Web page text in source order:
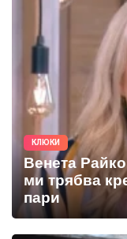
КЛЮКИ
Венета
ми трябва
пари